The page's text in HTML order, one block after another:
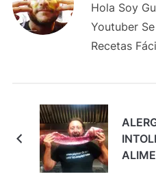
Hola Soy
Youtuber
Recetas